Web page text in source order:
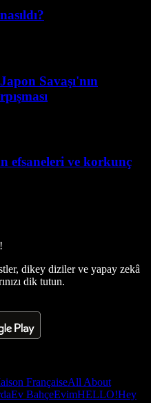
Savaşı'nın
efsaneleri ve korkunç
dikey diziler ve yapay zekâ
dik tutun.
FrançaiseAll About
Ev BahçeEvimHELLO!Hey